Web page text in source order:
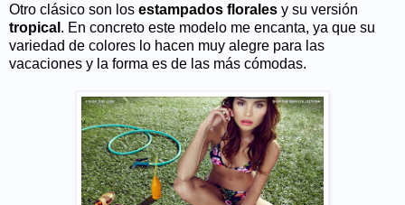
Otro clásico son los estampados florales y su versión
tropical . En concreto este modelo me encanta, ya que su
variedad de colores lo hacen muy alegre para las
vacaciones y la forma es de las más cómodas.